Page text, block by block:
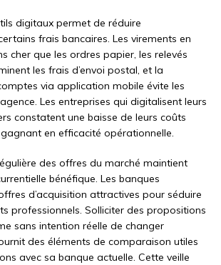
digitaux permet de réduire
frais bancaires. Les virements en
cher que les ordres papier, les relevés
les frais d’envoi postal, et la
via application mobile évite les
Les entreprises qui digitalisent leurs
constatent une baisse de leurs coûts
en efficacité opérationnelle.
des offres du marché maintient
bénéfique. Les banques
d’acquisition attractives pour séduire
professionnels. Solliciter des propositions
sans intention réelle de changer
des éléments de comparaison utiles
avec sa banque actuelle. Cette veille